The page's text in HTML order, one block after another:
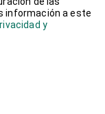
información a este
y